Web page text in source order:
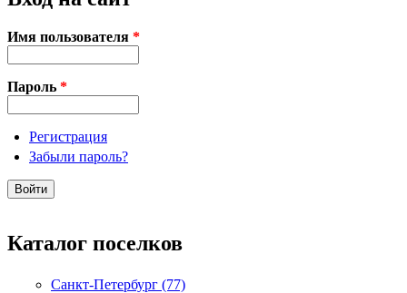
Имя пользователя *
Пароль *
Регистрация
Забыли пароль?
Каталог поселков
Санкт-Петербург (77)